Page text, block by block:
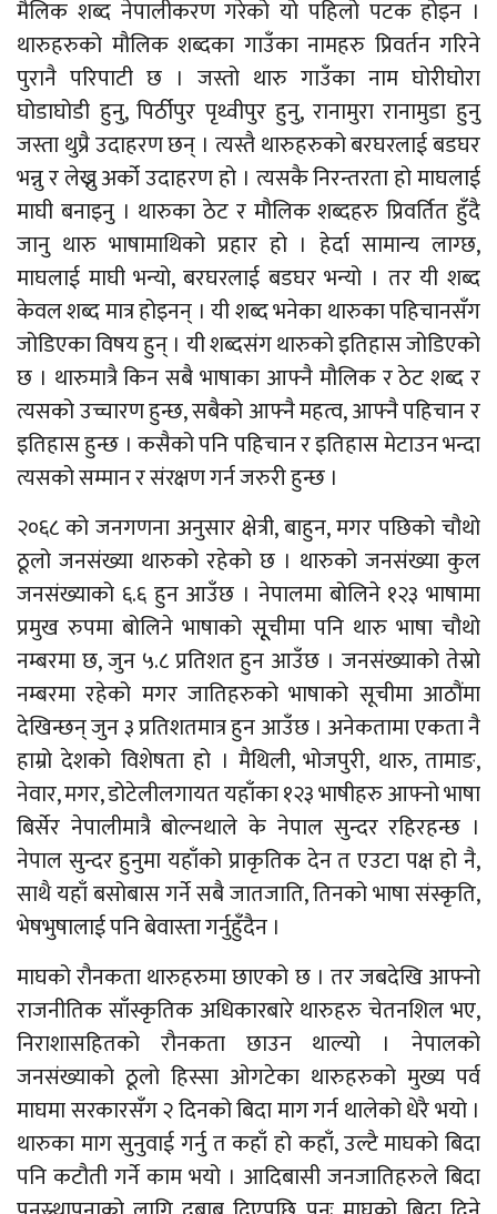
मैलिक शब्द नेपालीकरण गरेको यो पहिलो पटक होइन ।
थारुहरुको मौलिक शब्दका गाउँका नामहरु प्रिवर्तन गरिने
पुरानै परिपाटी छ । जस्तो थारु गाउँका नाम घोरीघोरा
घोडाघोडी हुनु, पिर्ठीपुर पृथ्वीपुर हुनु, रानामुरा रानामुडा हुनु
जस्ता थुप्रै उदाहरण छन् । त्यस्तै थारुहरुको बरघरलाई बडघर
भन्नु र लेख्नु अर्को उदाहरण हो । त्यसकै निरन्तरता हो माघलाई
माघी बनाइनु । थारुका ठेट र मौलिक शब्दहरु प्रिवर्तित हुँदै
जानु थारु भाषामाथिको प्रहार हो । हेर्दा सामान्य लाग्छ,
माघलाई माघी भन्यो, बरघरलाई बडघर भन्यो । तर यी शब्द
केवल शब्द मात्र होइनन् । यी शब्द भनेका थारुका पहिचानसँग
जोडिएका विषय हुन् । यी शब्दसंग थारुको इतिहास जोडिएको
छ । थारुमात्रै किन सबै भाषाका आफ्नै मौलिक र ठेट शब्द र
त्यसको उच्चारण हुन्छ, सबैको आफ्नै महत्व, आफ्नै पहिचान र
इतिहास हुन्छ । कसैको पनि पहिचान र इतिहास मेटाउन भन्दा
त्यसको सम्मान र संरक्षण गर्न जरुरी हुन्छ ।
२०६८ को जनगणना अनुसार क्षेत्री, बाहुन, मगर पछिको चौथो
ठूलो जनसंख्या थारुको रहेको छ । थारुको जनसंख्या कुल
जनसंख्याको ६.६ हुन आउँछ । नेपालमा बोलिने १२३ भाषामा
प्रमुख रुपमा बोलिने भाषाको सूूचीमा पनि थारु भाषा चौथो
नम्बरमा छ, जुन ५.८ प्रतिशत हुन आउँछ । जनसंख्याको तेस्रो
नम्बरमा रहेको मगर जातिहरुको भाषाको सूचीमा आठौंमा
देखिन्छन् जुन ३ प्रतिशतमात्र हुन आउँछ । अनेकतामा एकता नै
हाम्रो देशको विशेषता हो । मैथिली, भोजपुरी, थारु, तामाङ,
नेवार, मगर, डोटेलीलगायत यहाँका १२३ भाषीहरु आफ्नो भाषा
बिर्सेर नेपालीमात्रै बोल्नथाले के नेपाल सुन्दर रहिरहन्छ ।
नेपाल सुन्दर हुनुमा यहाँको प्राकृतिक देन त एउटा पक्ष हो नै,
साथै यहाँ बसोबास गर्ने सबै जातजाति, तिनको भाषा संस्कृति,
भेषभुषालाई पनि बेवास्ता गर्नुहुँदैन ।
माघको रौनकता थारुहरुमा छाएको छ । तर जबदेखि आफ्नो
राजनीतिक साँस्कृतिक अधिकारबारे थारुहरु चेतनशिल भए,
निराशासहितको रौनकता छाउन थाल्यो । नेपालको
जनसंख्याको ठूलो हिस्सा ओगटेका थारुहरुको मुख्य पर्व
माघमा सरकारसँग २ दिनको बिदा माग गर्न थालेको धेरै भयो ।
थारुका माग सुनुवाई गर्नु त कहाँ हो कहाँ, उल्टै माघको बिदा
पनि कटौती गर्ने काम भयो । आदिबासी जनजातिहरुले बिदा